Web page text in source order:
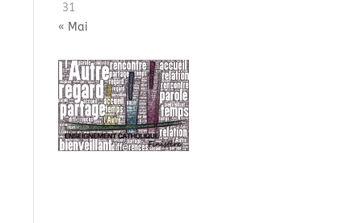
31
« Mai